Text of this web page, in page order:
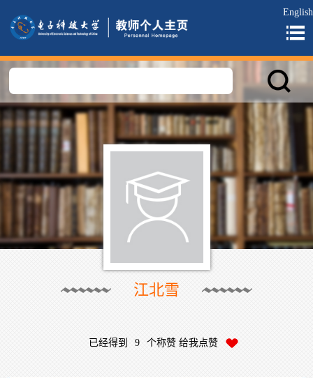
English
江北雪
已经得到 9 个称赞 给我点赞